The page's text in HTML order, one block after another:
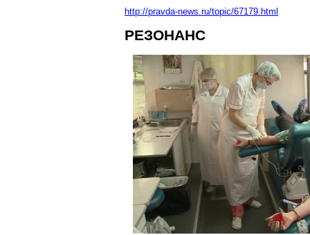
http://pravda-news.ru/topic/67179.html
РЕЗОНАНС